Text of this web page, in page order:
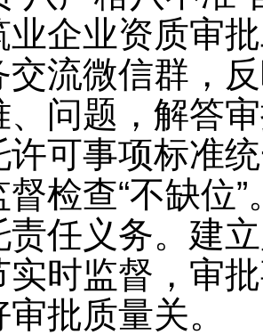
业企业资质审
交流微信群，
、问题，解答
许可事项标准
督检查“不缺位
责任义务。建
实时监督，审
审批质量关。